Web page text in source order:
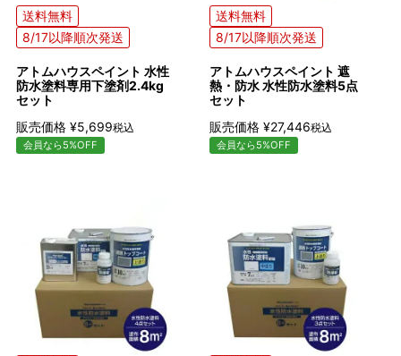
送料無料
8/17以降順次発送
アトムハウスペイント 水性
防水塗料専用下塗剤2.4kg
セット
販売価格 ¥5,699税込
会員なら5%OFF
送料無料
8/17以降順次発送
アトムハウスペイント 遮
熱・防水 水性防水塗料5点
セット
販売価格 ¥27,446税込
会員なら5%OFF